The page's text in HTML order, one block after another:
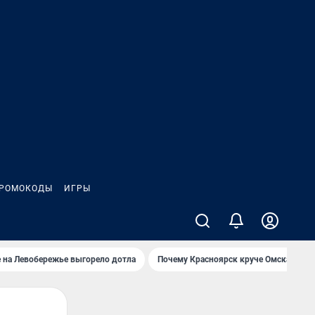
ИГРЫ
на Левобережье выгорело дотла Почему Красноярск круче Омска